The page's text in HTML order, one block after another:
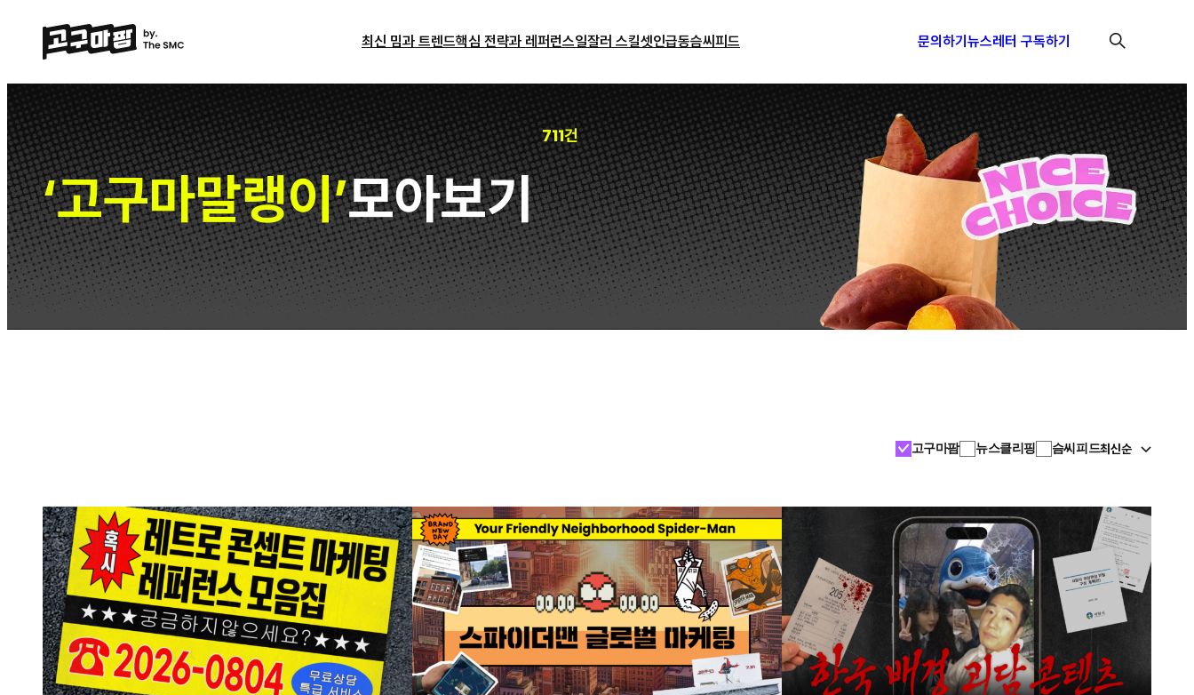
최신 밈과 트렌드핵심 전략과 레퍼런스일잘러 스킬셋인급동슴씨피드 문의하기뉴스레터 구독하기
‘고구마말랭이’모아보기
711건
고구마팜 뉴스클리핑 슴씨피드최신순